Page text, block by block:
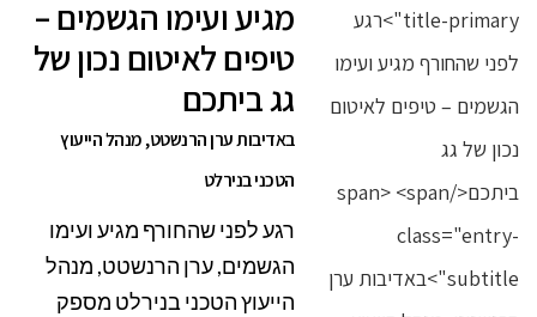
מגיע ועימו הגשמים –
טיפים לאיטום נכון של
גג ביתכם
באדיבות ערן הרנשטט, מנהל הייעוץ
הטכני בנירלט
רגע לפני שהחורף מגיע ועימו
הגשמים, ערן הרנשטט, מנהל
הייעוץ הטכני בנירלט מספק